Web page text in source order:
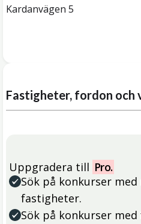
Kardanvägen 5
Fastigheter, fordon och
Uppgradera till Pro.
Sök på konkurser
fastigheter.
Sök på konkurser